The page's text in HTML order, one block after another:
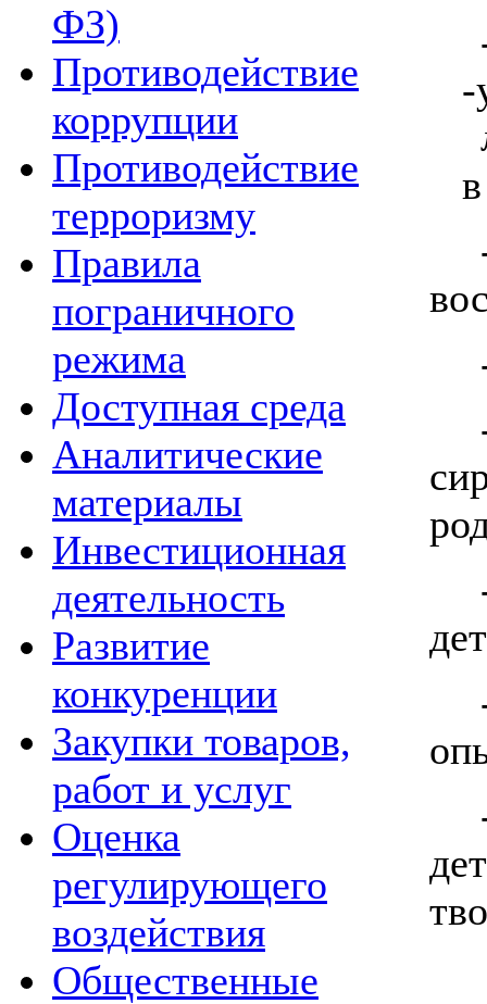
ФЗ)
Противодействие
коррупции
Противодействие
терроризму
Правила
пограничного
режима
Доступная среда
Аналитические
материалы
Инвестиционная
деятельность
Развитие
конкуренции
Закупки товаров,
работ и услуг
Оценка
регулирующего
воздействия
Общественные
-